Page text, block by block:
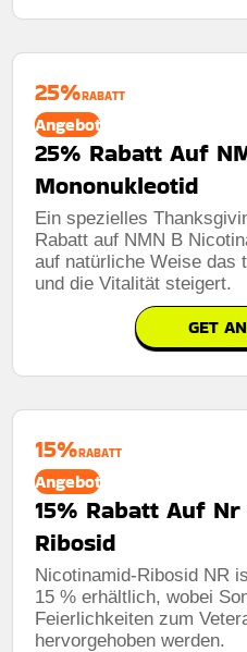
25%RABATT
Angebot
25% Rabatt Auf
Mononukleotid
Ein spezielles
Rabatt auf NMN B
auf natürliche Weise das
und die Vitalität steigert.
GET
15%RABATT
Angebot
15% Rabatt Auf
Ribosid
Nicotinamid-Ribosid NR
15 % erhältlich, wobei
Feierlichkeiten zum
hervorgehoben werden.